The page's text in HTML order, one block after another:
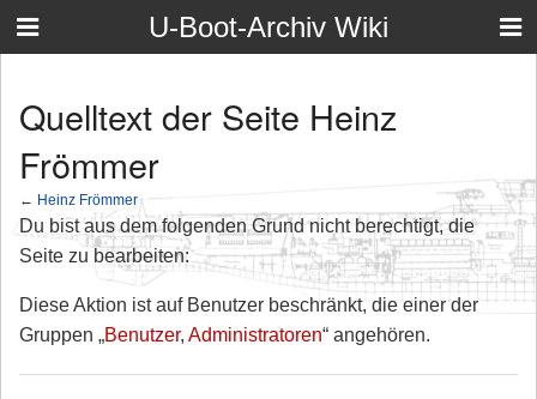
U-Boot-Archiv Wiki
Quelltext der Seite Heinz
Frömmer
← Heinz Frömmer
Du bist aus dem folgenden Grund nicht berechtigt, die
Seite zu bearbeiten:
Diese Aktion ist auf Benutzer beschränkt, die einer der
Gruppen „Benutzer, Administratoren“ angehören.